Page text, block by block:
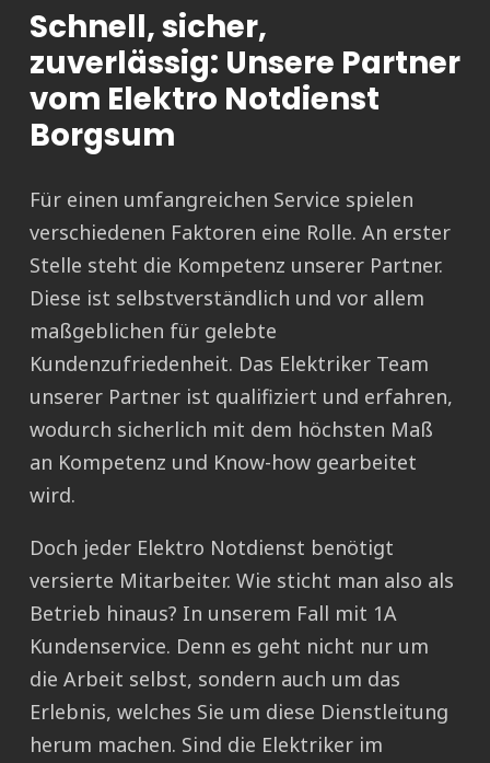
Schnell, sicher,
zuverlässig: Unsere Partner
vom Elektro Notdienst
Borgsum
Für einen umfangreichen Service spielen
verschiedenen Faktoren eine Rolle. An erster
Stelle steht die Kompetenz unserer Partner.
Diese ist selbstverständlich und vor allem
maßgeblichen für gelebte
Kundenzufriedenheit. Das Elektriker Team
unserer Partner ist qualifiziert und erfahren,
wodurch sicherlich mit dem höchsten Maß
an Kompetenz und Know-how gearbeitet
wird.
Doch jeder Elektro Notdienst benötigt
versierte Mitarbeiter. Wie sticht man also als
Betrieb hinaus? In unserem Fall mit 1A
Kundenservice. Denn es geht nicht nur um
die Arbeit selbst, sondern auch um das
Erlebnis, welches Sie um diese Dienstleitung
herum machen. Sind die Elektriker im